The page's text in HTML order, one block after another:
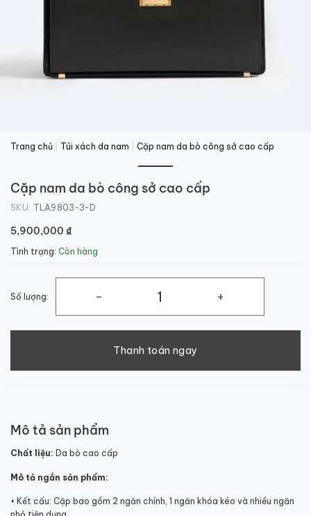
Trang chủ Túi xách da nam Cặp nam da bò công sở cao cấp
Cặp nam da bò công sở cao cấp
SKU: TLA9803-3-D
5,900,000 ₫
Tình trạng: Còn hàng
Số lượng:
Cặp nam da bò công sở cao cấp số lượng
Thanh toán ngay
Mô tả sản phẩm
Chất liệu: Da bò cao cấp
Mô tả ngắn sản phẩm:
+ Kết cấu: Cặp bao gồm 2 ngăn chính, 1 ngăn khóa kéo và nhiều ngăn